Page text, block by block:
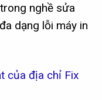
nghề sửa
dạng lỗi máy in
của địa chỉ Fix